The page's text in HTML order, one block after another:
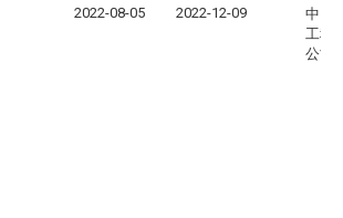
2022-08-05 2022-12-09
中国
工程
公司